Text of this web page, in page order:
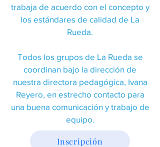
trabaja de acuerdo con el concepto y
los estándares de calidad de La
Rueda.
Todos los grupos de La Rueda se
coordinan bajo la dirección de
nuestra directora pedagógica, Ivana
Reyero, en estrecho contacto para
una buena comunicación y trabajo de
equipo.
Inscripción